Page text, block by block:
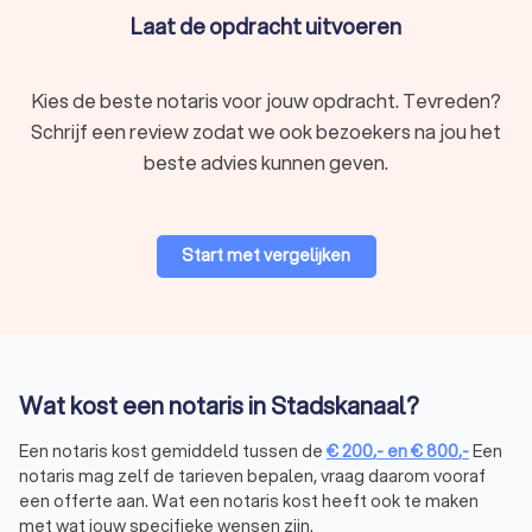
elkaar gaan of als een van jullie overlijdt.
Huwelijkse voorwaarden:
verdeeld zijn binnen het huwelijk. Om deze afspraken
rechtsgeldig te maken, moet je altijd langs de notaris.
Doe je dit niet, dan trouw je automatisch onder beperkte
gemeenschap van goederen. Dat betekent dat jullie
gedeeld bezit wordt.
Partnerschapsvoorwaarden:Deze akte werkt hetzelfde
een financiële samenwerking verdeel je gezamenlijke
bezittingen. Een notaris is hierbij niet verplicht, maar wel
aan te raden als het om grote bedragen gaat. Zit er
onroerend goed bij de bezittingen die verdeeld moeten
worden? Dan is een notaris wel verplicht, omdat de
wijziging in het Kadaster geregistreerd moet worden.
Laat de opdracht uitvoeren
Kies de beste notaris voor jouw opdracht. Tevreden?
Schrijf een review zodat we ook bezoekers na jou het
beste advies kunnen geven.
Start met vergelijken
Wat kost een notaris in Stadskanaal?
Een notaris kost gemiddeld tussen de €200,- en€800,-Een
notaris mag zelf de tarieven bepalen, vraag daarom vooraf
een offerte aan. Wat een notaris kost heeft ook te maken
met wat jouw specifieke wensen zijn.